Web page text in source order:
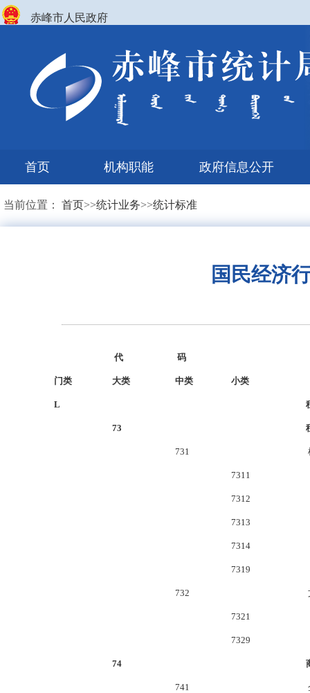
赤峰市人民政府
首页 机构职能 政府信息公开
当前位置： 首页>>统计业务>>统计标准
国民经济
代 码
门类 大类 中类 小类
L
73
731
7311
7312
7313
7314
7319
732
7321
7329
74
741